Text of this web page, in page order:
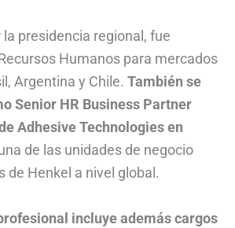
presidencia regional, fue
Humanos para mercados
Argentina y Chile. También se
Senior HR Business Partner
Adhesive Technologies en
de las unidades de negocio
de Henkel a nivel global.
incluye además cargos